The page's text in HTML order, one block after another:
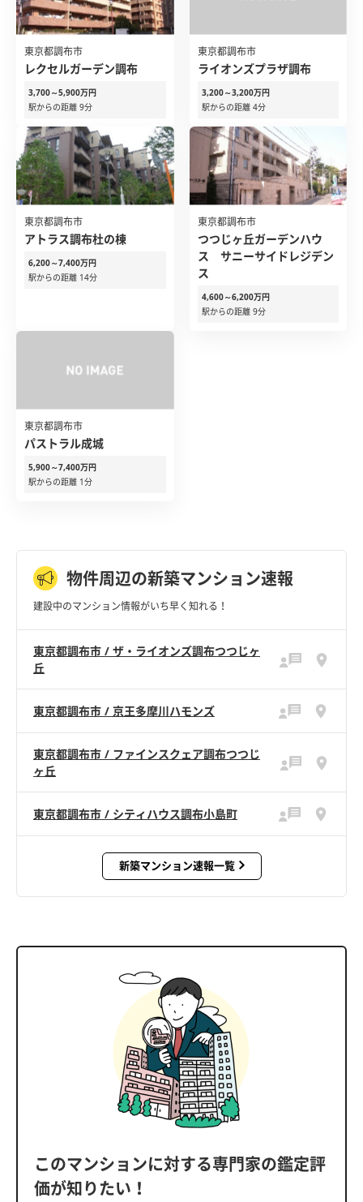
東京都調布市
レクセルガーデン調布
3,700～5,900万円
駅からの距離 9分
東京都調布市
ライオンズプラザ調布
3,200～3,200万円
駅からの距離 4分
東京都調布市
アトラス調布杜の棟
6,200～7,400万円
駅からの距離 14分
東京都調布市
つつじヶ丘ガーデンハウ
ス サニーサイドレジデン
ス
4,600～6,200万円
駅からの距離 9分
東京都調布市
パストラル成城
5,900～7,400万円
駅からの距離 1分
物件周辺の新築マンション速報
建設中のマンション情報がいち早く知れる！
東京都調布市 / ザ・ライオンズ調布つつじヶ
丘
東京都調布市 / 京王多摩川ハモンズ
東京都調布市 / ファインスクェア調布つつじ
ヶ丘
東京都調布市 / シティハウス調布小島町
新築マンション速報一覧
このマンションに対する専門家の鑑定評
価が知りたい！